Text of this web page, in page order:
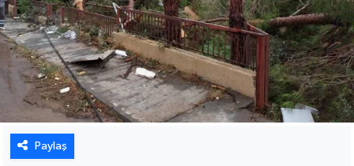
Paylaş